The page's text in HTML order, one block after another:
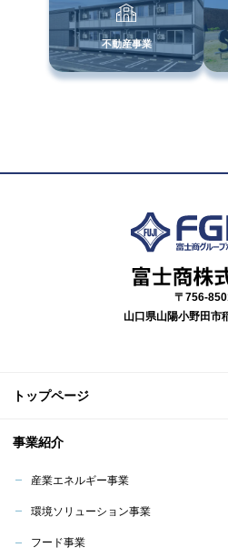
不動産事業
〒756-
山口県山陽小野田市
トップページ
事業紹介
産業エネルギー事業
環境ソリューション事業
フード事業